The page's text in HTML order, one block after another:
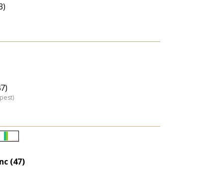
eloszlás
(47)